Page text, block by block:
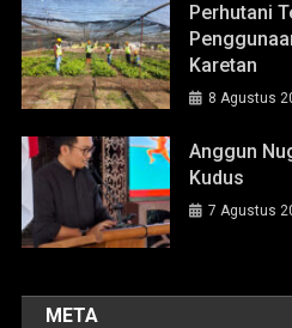
Perhutani
Karetan
8 Agustus
Anggun
Kudus
7 Agustus
META